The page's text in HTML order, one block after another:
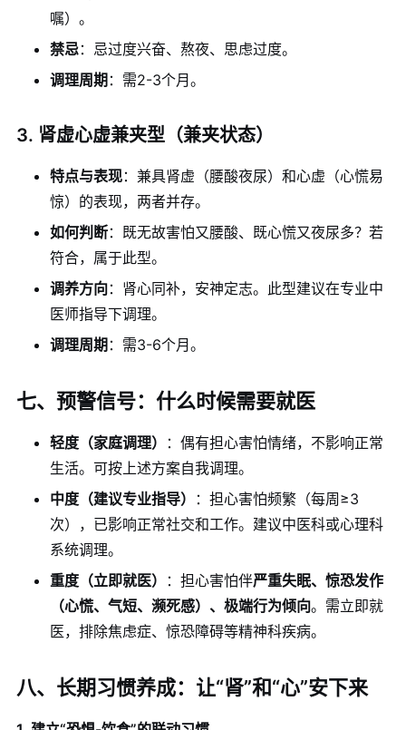
嘱）。
禁忌：忌过度兴奋、熬夜、思虑过度。
调理周期：需2-3个月。
3. 肾虚心虚兼夹型（兼夹状态）
特点与表现：兼具肾虚（腰酸夜尿）和心虚（心慌易
惊）的表现，两者并存。
如何判断：既无故害怕又腰酸、既心慌又夜尿多？若
符合，属于此型。
调养方向：肾心同补，安神定志。此型建议在专业中
医师指导下调理。
调理周期：需3-6个月。
七、预警信号：什么时候需要就医
轻度（家庭调理）
：偶有担心害怕情绪，不影响正常
生活。可按上述方案自我调理。
中度（建议专业指导）
：担心害怕频繁（每周≥3
次），已影响正常社交和工作。建议中医科或心理科
系统调理。
重度（立即就医）
：担心害怕伴严重失眠、惊恐发作
（心慌、气短、濒死感）、极端行为倾向。需立即就
医，排除焦虑症、惊恐障碍等精神科疾病。
八、长期习惯养成：让“肾”和“心”安下来